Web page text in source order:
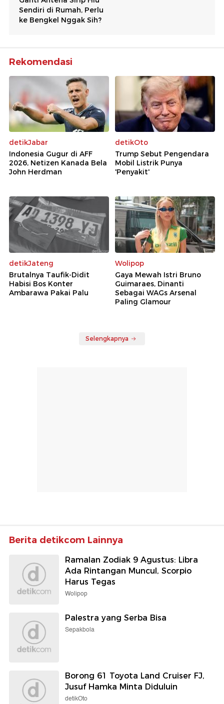
Rekomendasi
detikJabar
Indonesia Gugur di AFF
2026, Netizen Kanada Bela
John Herdman
detikOto
Trump Sebut Pengendara
Mobil Listrik Punya
'Penyakit'
detikJateng
Brutalnya Taufik-Didit
Habisi Bos Konter
Ambarawa Pakai Palu
Wolipop
Gaya Mewah Istri Bruno
Guimaraes, Dinanti
Sebagai WAGs Arsenal
Paling Glamour
Selengkapnya
Berita detikcom Lainnya
Ramalan Zodiak 9 Agustus: Libra
Ada Rintangan Muncul, Scorpio
Harus Tegas
Wolipop
Palestra yang Serba Bisa
Sepakbola
Borong 61 Toyota Land Cruiser FJ,
Jusuf Hamka Minta Diduluin
detikOto